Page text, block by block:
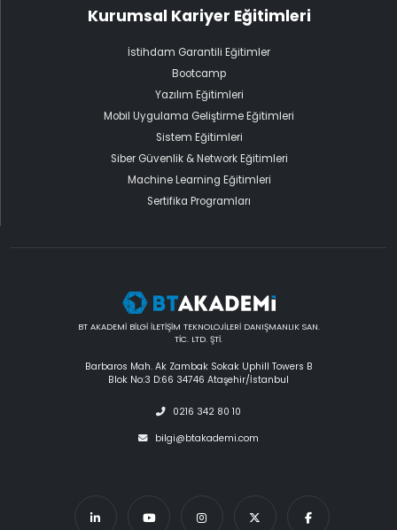
Kurumsal Kariyer Eğitimleri
İstihdam Garantili Eğitimler
Bootcamp
Yazılım Eğitimleri
Mobil Uygulama Geliştirme Eğitimleri
Sistem Eğitimleri
Siber Güvenlik & Network Eğitimleri
Machine Learning Eğitimleri
Sertifika Programları
BT AKADEMİ BİLGİ İLETİŞİM TEKNOLOJİLERİ DANIŞMANLIK SAN.
TİC. LTD. ŞTİ.
Barbaros Mah. Ak Zambak Sokak Uphill Towers B
Blok No:3 D:66 34746 Ataşehir/İstanbul
0216 342 80 10
bilgi@btakademi.com